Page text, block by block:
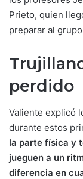
Prieto, quien
preparar al
perdido
Valiente explicó
durante estos
la parte física y
jueguen a un
diferencia en